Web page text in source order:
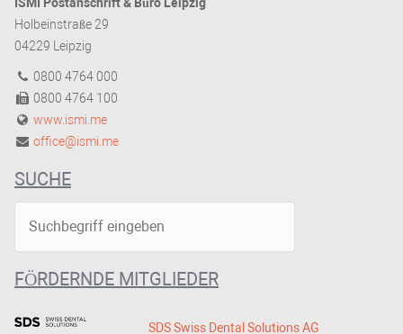
Holbeinstraße 29
04229 Leipzig
0800 4764 000
0800 4764 100
www.ismi.me
office@ismi.me
SUCHE
FÖRDERNDE MITGLIEDER
SDS Swiss Dental Solutions AG